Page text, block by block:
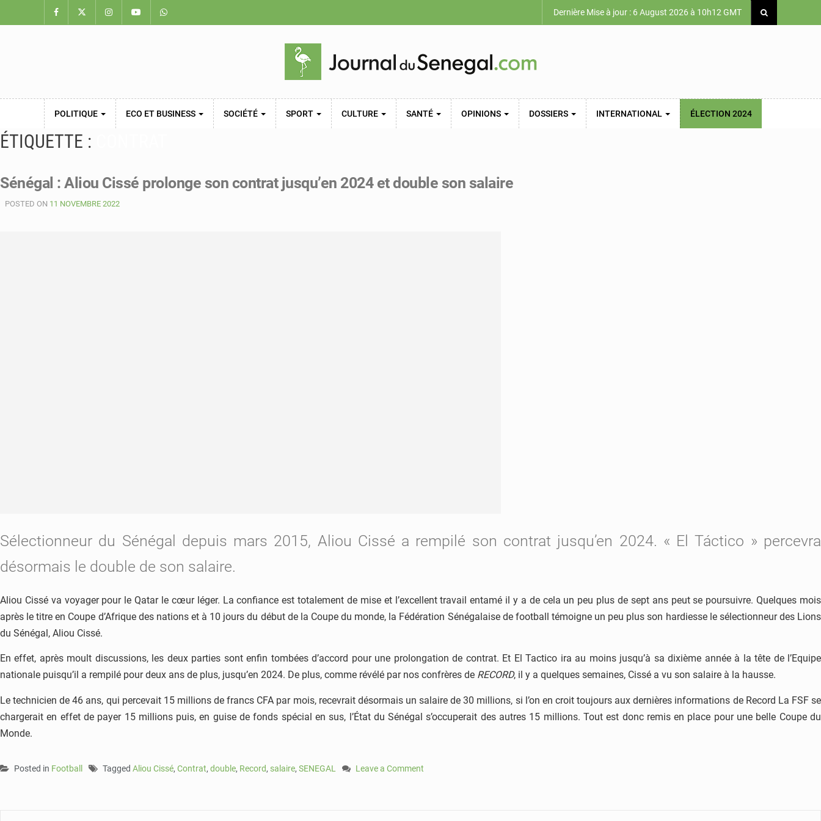
Dernière Mise à jour : 6 August 2026 à 10h12 GMT
POLITIQUE ECO ET BUSINESS SOCIÉTÉ SPORT CULTURE SANTÉ OPINIONS DOSSIERS INTERNATIONAL ÉLECTION 2024
ÉTIQUETTE :
Sénégal : Aliou Cissé prolonge son contrat jusqu’en 2024 et double son salaire
POSTED ON 11 NOVEMBRE 2022
Sélectionneur du Sénégal depuis mars 2015, Aliou Cissé a rempilé son contrat jusqu’en 2024. « El Táctico » percevra
désormais le double de son salaire.
Aliou Cissé va voyager pour le Qatar le cœur léger. La confiance est totalement de mise et l’excellent travail entamé il y a de cela un peu plus de sept ans peut se poursuivre. Quelques mois
après le titre en Coupe d’Afrique des nations et à 10 jours du début de la Coupe du monde, la Fédération Sénégalaise de football témoigne un peu plus son hardiesse le sélectionneur des Lions
du Sénégal, Aliou Cissé.
En effet, après moult discussions, les deux parties sont enfin tombées d’accord pour une prolongation de contrat. Et El Tactico ira au moins jusqu’à sa dixième année à la tête de l’Equipe
nationale puisqu’il a rempilé pour deux ans de plus, jusqu’en 2024. De plus, comme révélé par nos confrères de RECORD, il y a quelques semaines, Cissé a vu son salaire à la hausse.
Le technicien de 46 ans, qui percevait 15 millions de francs CFA par mois, recevrait désormais un salaire de 30 millions, si l’on en croit toujours aux dernières informations de Record La FSF se
chargerait en effet de payer 15 millions puis, en guise de fonds spécial en sus, l’État du Sénégal s’occuperait des autres 15 millions. Tout est donc remis en place pour une belle Coupe du
Monde.
Posted in Football Tagged Aliou Cissé, Contrat, double, Record, salaire, SENEGAL
Leave a Comment